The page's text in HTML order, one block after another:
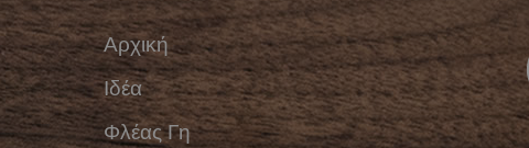
Αρχική
Ιδέα
Φλέας Γη